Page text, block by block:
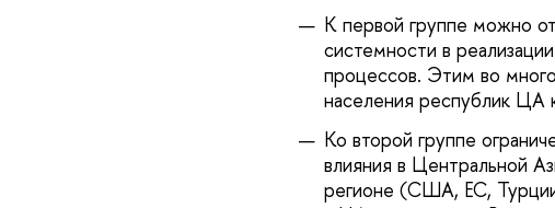
К первой группе можно
системности в
процессов. Этим во
населения республик ЦА
Ко второй группе
влияния в Центральной
регионе (США, ЕС,